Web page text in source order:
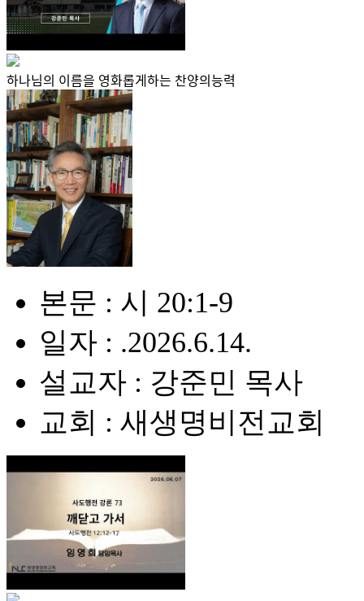
하나님의 이름을 영화롭게하는 찬양의능력
본문 : 시 20:1-9
일자 : .2026.6.14.
설교자 : 강준민 목사
교회 : 새생명비전교회